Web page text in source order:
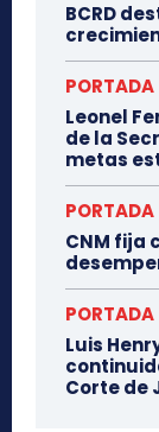
BCRD
PORTADA
Leonel
de la
metas
PORTADA
CNM fija
PORTADA
Luis
Corte de